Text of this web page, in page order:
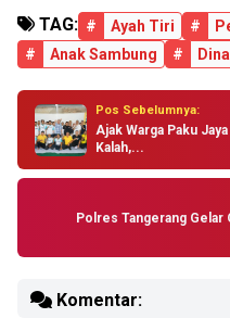
TAG: # Ayah Tiri #
#
Anak Sambung #
Pos Sebelumnya:
Ajak Warga Paku
Kalah,...
Polres Tangerang Gelar
Komentar: